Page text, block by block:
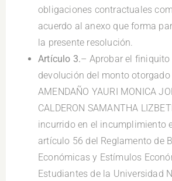
obligaciones contractuales
acuerdo al anexo que forma
la presente resolución.
Artículo 3.– Aprobar el
devolución del monto
AMENDAÑO YAURI MONICA
CALDERON SAMANTHA
incurrido en el incumplimiento
artículo 56 del Reglamento de
Económicas y Estímulos
Estudiantes de la Universidad